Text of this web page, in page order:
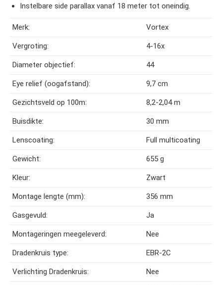
Instelbare side parallax vanaf 18 meter tot oneindig.
Merk: Vortex
Vergroting: 4-16x
Diameter objectief: 44
Eye relief (oogafstand): 9,7 cm
Gezichtsveld op 100m: 8,2-2,04 m
Buisdikte: 30 mm
Lenscoating: Full multicoating
Gewicht: 655 g
Kleur: Zwart
Montage lengte (mm): 356 mm
Gasgevuld: Ja
Montageringen meegeleverd: Nee
Dradenkruis type: EBR-2C
Verlichting Dradenkruis: Nee